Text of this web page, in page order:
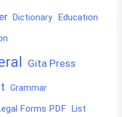
Dictionary Education
Gita Press
Grammar
Forms PDF List